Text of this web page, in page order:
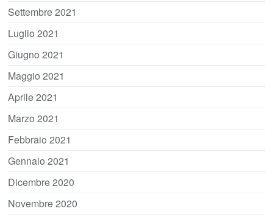
Settembre 2021
Luglio 2021
Giugno 2021
Maggio 2021
Aprile 2021
Marzo 2021
Febbraio 2021
Gennaio 2021
Dicembre 2020
Novembre 2020